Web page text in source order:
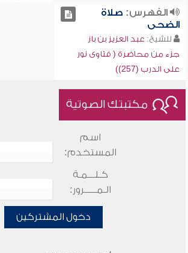
الفهرس: صلاة
الضحى
للشيخ: عبد العزيز بن باز
جزء من محاضرة ( فتاوى نور
على الدرب (257))
مكتبتك الصوتية
اسم
المستخدم:
كـلـــمـة
الـمـــــرور:
دخول المشتركين